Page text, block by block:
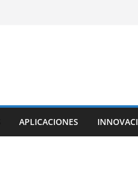
APLICACIONES